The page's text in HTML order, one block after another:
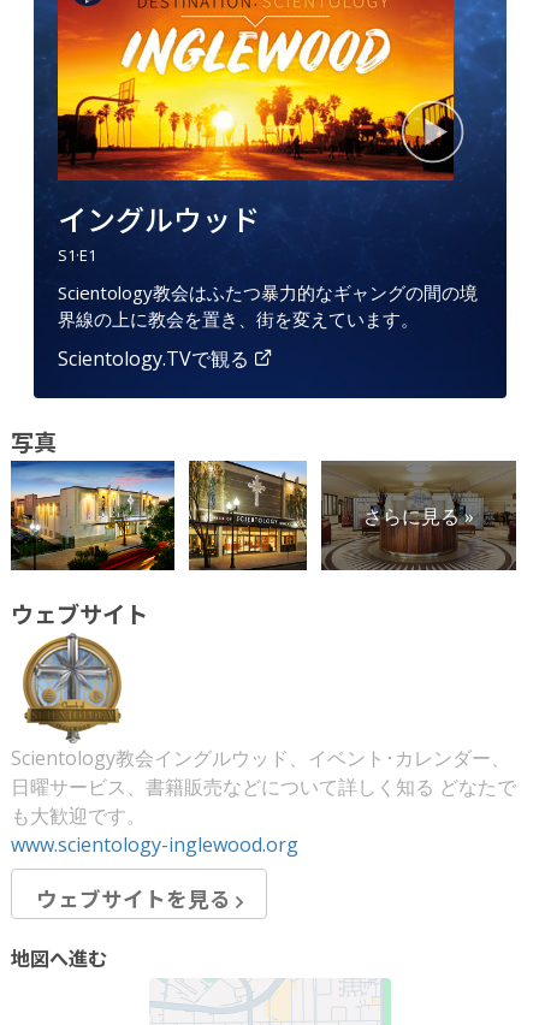
イングルウッド
S1·E1
Scientology教会はふたつ暴力的なギャングの間の境
界線の上に教会を置き、街を変えています。
Scientology.TVで観る
写真
さらに見る »
ウェブサイト
Scientology教会イングルウッド、イベント･カレンダー、
日曜サービス、書籍販売などについて詳しく知る どなたで
も大歓迎です。
www.scientology-inglewood.org
ウェブサイトを見る
地図へ進む